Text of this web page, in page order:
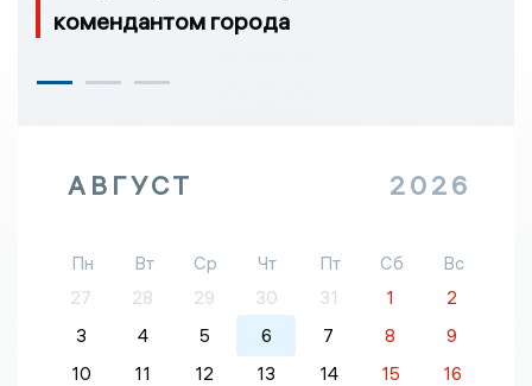
комендантом города
АВГУСТ 2026
Пн Вт Ср Чт Пт Сб
Вс
27
28 29 30 31 1
2
3
4 5 6 7 8
9
10
11 12 13 14 15
16